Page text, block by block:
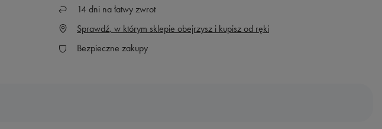
14 dni na łatwy zwrot
Sprawdź, w którym sklepie obejrzysz i kupisz od ręki
Bezpieczne zakupy